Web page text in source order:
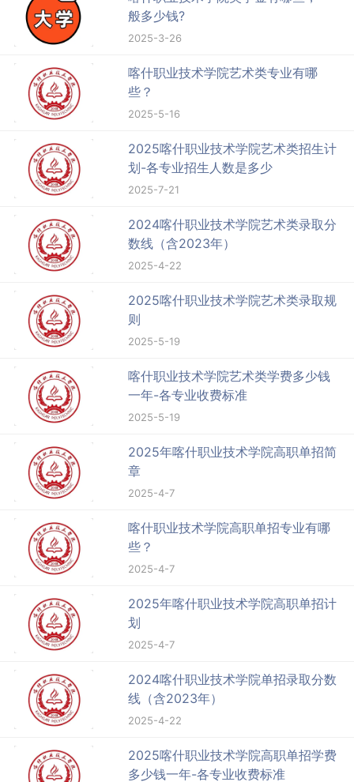
般多少钱?
2025-3-26
喀什职业技术学院艺术类专业有哪
些？
2025-5-16
2025喀什职业技术学院艺术类招生计
划-各专业招生人数是多少
2025-7-21
2024喀什职业技术学院艺术类录取分
数线（含2023年）
2025-4-22
2025喀什职业技术学院艺术类录取规
则
2025-5-19
喀什职业技术学院艺术类学费多少钱
一年-各专业收费标准
2025-5-19
2025年喀什职业技术学院高职单招简
章
2025-4-7
喀什职业技术学院高职单招专业有哪
些？
2025-4-7
2025年喀什职业技术学院高职单招计
划
2025-4-7
2024喀什职业技术学院单招录取分数
线（含2023年）
2025-4-22
2025喀什职业技术学院高职单招学费
多少钱一年-各专业收费标准